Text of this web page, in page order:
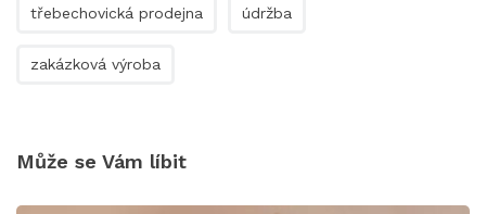
třebechovická prodejna údržba
zakázková výroba
Může se Vám líbit